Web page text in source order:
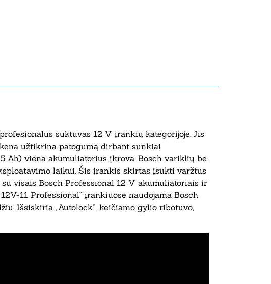
suktuvas 12 V įrankių kategorijoje. Jis
užtikrina patogumą dirbant sunkiai
Ah) viena akumuliatorius įkrova. Bosch variklių be
laikui. Šis įrankis skirtas įsukti varžtus
visais Bosch Professional 12 V akumuliatoriais ir
11 Professional“ įrankiuose naudojama Bosch
Išsiskiria „Autolock“, keičiamo gylio ribotuvo,